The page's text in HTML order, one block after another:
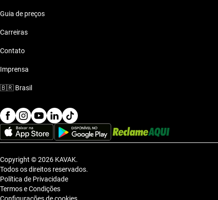
Guia de preços
Carreiras
Contato
Imprensa
🇧🇷 Brasil
Copyright © 2026 KAVAK.
Todos os direitos reservados.
Política de Privacidade
Termos e Condições